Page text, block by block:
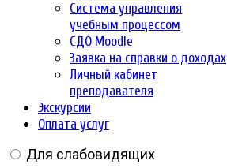
Система управления
учебным процессом
СДО Moodle
Заявка на справки о доходах
Личный кабинет
преподавателя
Экскурсии
Оплата услуг
Для слабовидящих